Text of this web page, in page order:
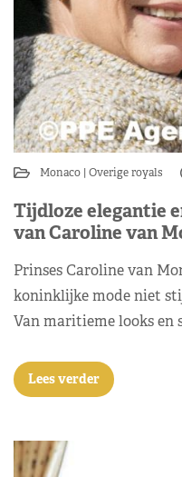
Monaco Overige royals
Tijdloze elegantie
van Caroline van
Prinses Caroline van
koninklijke mode niet
Van maritieme looks en
Lees verder